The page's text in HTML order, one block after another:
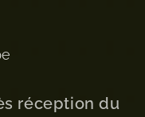
réception du